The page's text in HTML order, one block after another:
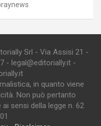
Srl - Via Assisi 21 -
- legal@editorially.it -
in quanto viene
Non può pertanto
sensi della legge n. 62